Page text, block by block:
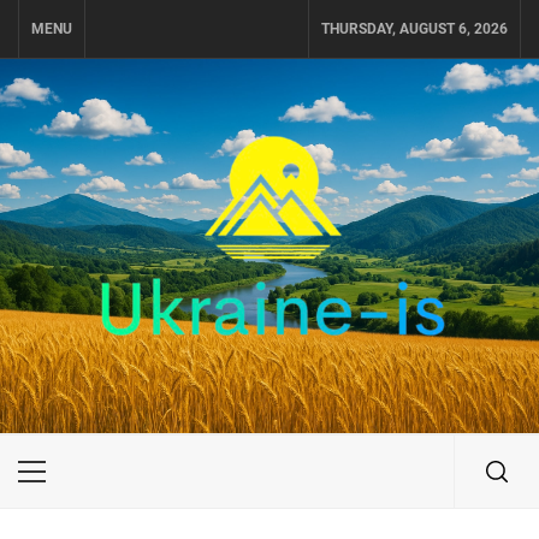
MENU THURSDAY, AUGUST 6, 2026
UKRAINE-IS
ПУТЕШЕСТВИЕ ПО УКРАИНЕ
Primary